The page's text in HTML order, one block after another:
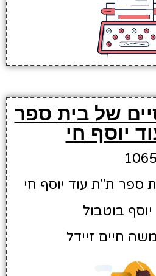
של בית ספר
יוסף חי
ת"ת עוד יוסף חי
בוטבול
חיים זיידל